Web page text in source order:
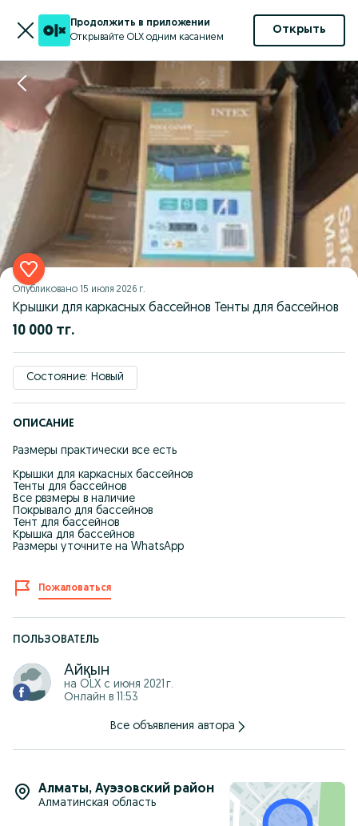
Продолжить в приложении
Открывайте OLX одним касанием
Открыть
Опубликовано 15 июля 2026 г.
Крышки для каркасных бассейнов Тенты для бассейнов
10 000 тг.
Состояние: Новый
ОПИСАНИЕ
Размеры практически все есть
Крышки для каркасных бассейнов
Тенты для бассейнов
Все рвзмеры в наличие
Покрывало для бассейнов
Тент для бассейнов
Крышка для бассейнов
Размеры уточните на WhatsApp
Пожаловаться
ПОЛЬЗОВАТЕЛЬ
Айқын
на OLX с июня 2021 г.
Онлайн в 11:53
Все объявления автора
Алматы, Ауэзовский район
Алматинская область